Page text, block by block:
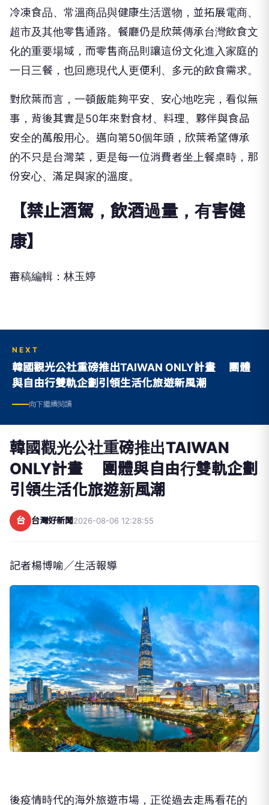
冷凍食品、常溫商品與健康生活選物，並拓展電商、
超市及其他零售通路。餐廳仍是欣葉傳承台灣飲食文
化的重要場域，而零售商品則讓這份文化進入家庭的
一日三餐，也回應現代人更便利、多元的飲食需求。
對欣葉而言，一頓飯能夠平安、安心地吃完，看似無
事，背後其實是50年來對食材、料理、夥伴與食品
安全的萬般用心。邁向第50個年頭，欣葉希望傳承
的不只是台灣菜，更是每一位消費者坐上餐桌時，那
份安心、滿足與家的溫度。
【禁止酒駕，飲酒過量，有害健
康】
審稿編輯：林玉婷
NEXT
韓國觀光公社重磅推出TAIWAN ONLY計畫 團體
與自由行雙軌企劃引領生活化旅遊新風潮
向下繼續閱讀
韓國觀光公社重磅推出TAIWAN
ONLY計畫 團體與自由行雙軌企劃
引領生活化旅遊新風潮
台 台灣好新聞2026-08-06 12:28:55
記者楊博喻／生活報導
後疫情時代的海外旅遊市場，正從過去走馬看花的